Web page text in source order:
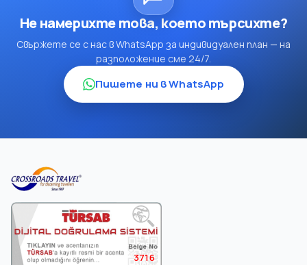
Не намерихте това, което търсихте?
Свържете се с нас в WhatsApp за индивидуален план — на
разположение сме 24/7.
Пишете ни в WhatsApp
3716